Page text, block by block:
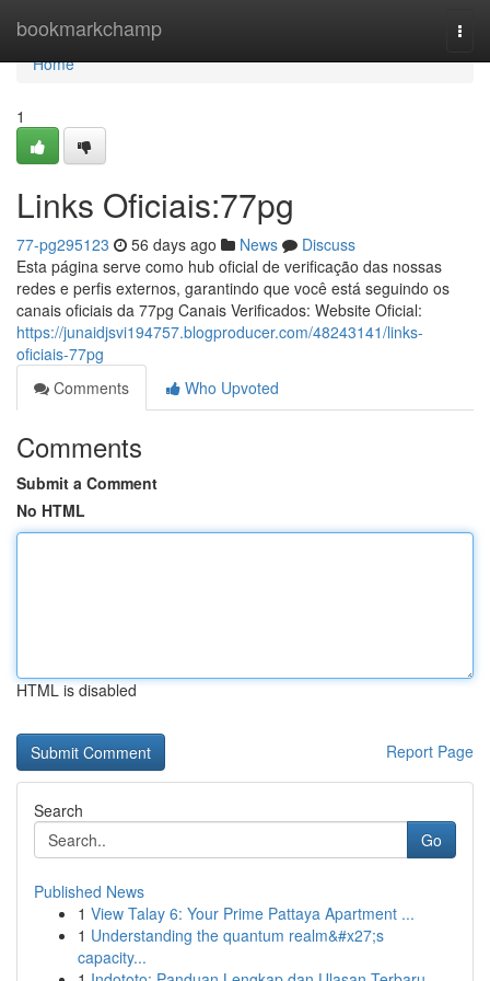
bookmarkchamp
Home
Home
1
Links Oficiais:77pg
77-pg295123 56 days ago News
Discuss
Esta página serve como hub oficial de verificação das nossas
redes e perfis externos, garantindo que você está seguindo os
canais oficiais da 77pg Canais Verificados: Website Oficial:
https://junaidjsvi194757.blogproducer.com/48243141/links-
oficiais-77pg
Comments
Who Upvoted
Comments
Submit a Comment
No HTML
HTML is disabled
Report Page
Search
Go
Published News
1 View Talay 6: Your Prime Pattaya Apartment ...
1 Understanding the quantum realm&#x27;s
capacity...